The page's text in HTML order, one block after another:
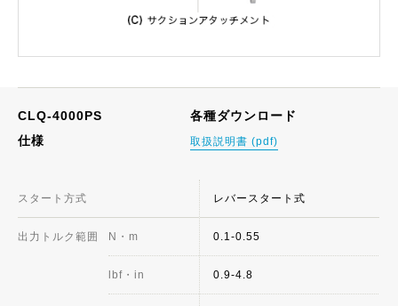
CLQ-4000PS
仕様
各種ダウンロード
取扱説明書 (pdf)
スタート方式
出力トルク範囲 N・m
lbf・in
レバースタート式
0.1-0.55
0.9-4.8